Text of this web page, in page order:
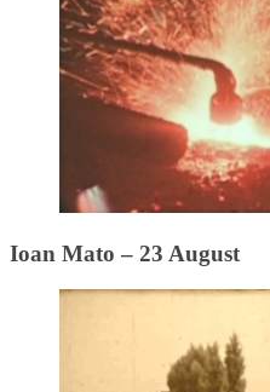
Ioan Mato – 23 August